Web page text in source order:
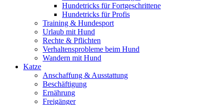
Hundetricks für Fortgeschrittene
Hundetricks für Profis
Training & Hundesport
Urlaub mit Hund
Rechte & Pflichten
Verhaltensprobleme beim Hund
Wandern mit Hund
Katze
Anschaffung & Ausstattung
Beschäftigung
Ernährung
Freigänger